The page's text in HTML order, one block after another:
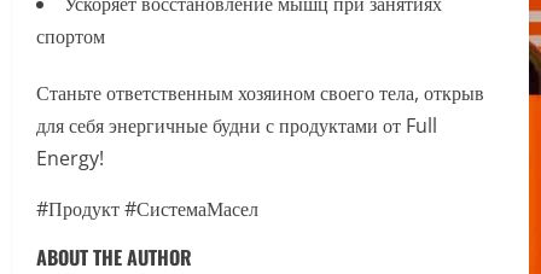
спортом
Станьте ответственным хозяином своего тела, открыв
для себя энергичные будни с продуктами от Full
Energy!
#Продукт #СистемаМасел
ABOUT THE AUTHOR